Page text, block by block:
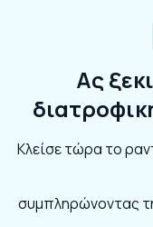
Ας
Κλείσε τώρα το
συμπληρώνοντας